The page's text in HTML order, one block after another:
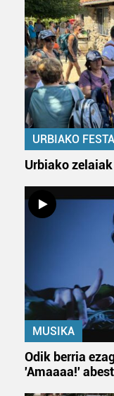
URBIAKO FESTA
Urbiako
MUSIKA
Odik berria
'Amaaaa!'